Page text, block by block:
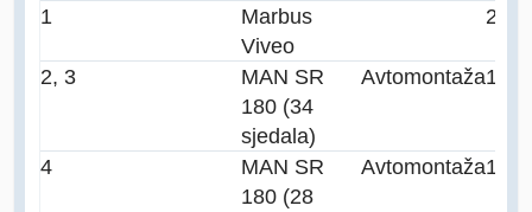
1
Marbus
Viveo
2007
2, 3
MAN SR
180 (34
sjedala)
Avtomontaža1991
4
MAN SR
180 (28
Avtomontaža1991